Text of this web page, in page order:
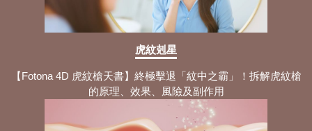
虎紋剋星
【Fotona 4D 虎紋槍天書】終極擊退「紋中之霸」！拆解虎紋槍
的原理、效果、風險及副作用